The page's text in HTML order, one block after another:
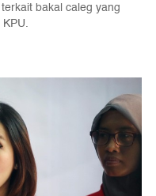
bakal caleg yang